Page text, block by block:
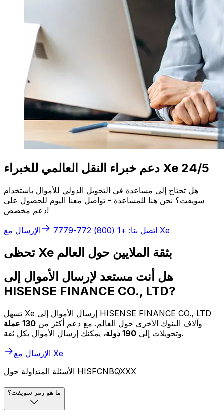
دعم خبراء النقل العالمي للخبراء Xe 24/5
هل تحتاج إلى مساعدة في التحويل الدولي للأموال باستخدام
سويفت؟ نحن هنا للمساعدة - تواصل معنا اليوم للحصول على
دعم مخصص!
اتصل بنا: +1 (800) 772-7779 الإرسال مع Xe
تحظى Xe بثقة الملايين حول العالم
هل أنت مستعد لإرسال الأموال إلى
HISENSE FINANCE CO., LTD?
تسهل Xe إرسال الأموال إلى HISENSE FINANCE CO., LTD
وآلاف البنوك الأخرى حول العالم. مع دعم أكثر من 130 عملة
وتحويلات إلى 190 دولة،
يمكنك إرسال الأموال بكل ثقة.
الإرسال مع Xe
الأسئلة المتداولة حول HISFCNBQXXX
ما هو رمز سويفت؟